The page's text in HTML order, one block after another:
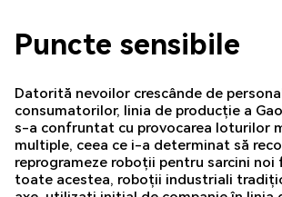
Puncte sensibile
Datorită nevoilor crescânde de
consumatorilor, linia de producție a
s-a confruntat cu provocarea loturilor
multiple, ceea ce i-a determinat să
reprogrameze roboții pentru sarcini noi
toate acestea, roboții industriali